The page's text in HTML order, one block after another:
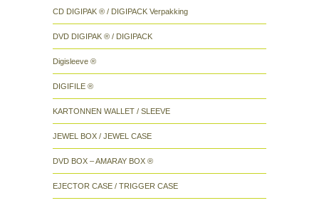
CD DIGIPAK ® / DIGIPACK Verpakking
DVD DIGIPAK ® / DIGIPACK
Digisleeve ®
DIGIFILE ®
KARTONNEN WALLET / SLEEVE
JEWEL BOX / JEWEL CASE
DVD BOX – AMARAY BOX ®
EJECTOR CASE / TRIGGER CASE